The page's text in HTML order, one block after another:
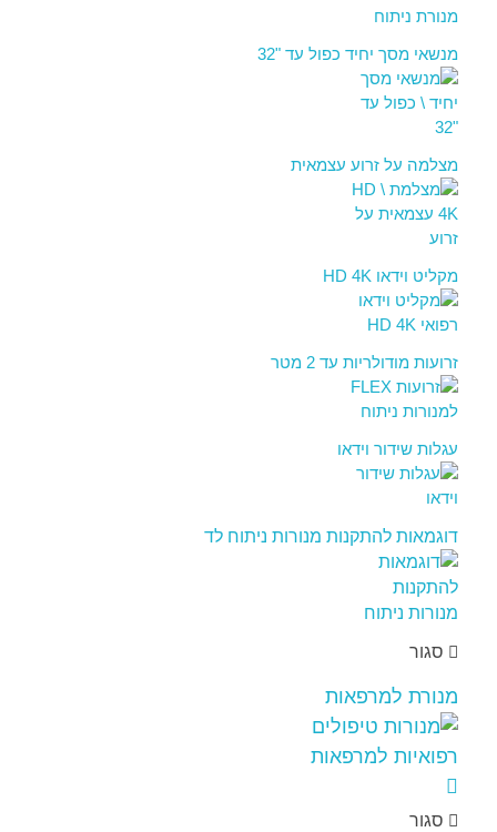
מנשאי מסך יחיד כפול עד "32
מצלמה על זרוע עצמאית
מקליט וידאו HD 4K
זרועות מודולריות עד 2 מטר
עגלות שידור וידאו
דוגמאות להתקנות מנורות ניתוח לד
סגור
מנורת למרפאות
סגור